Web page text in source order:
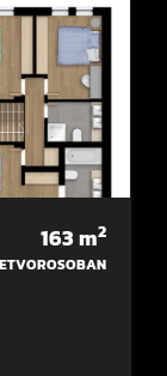
163m2